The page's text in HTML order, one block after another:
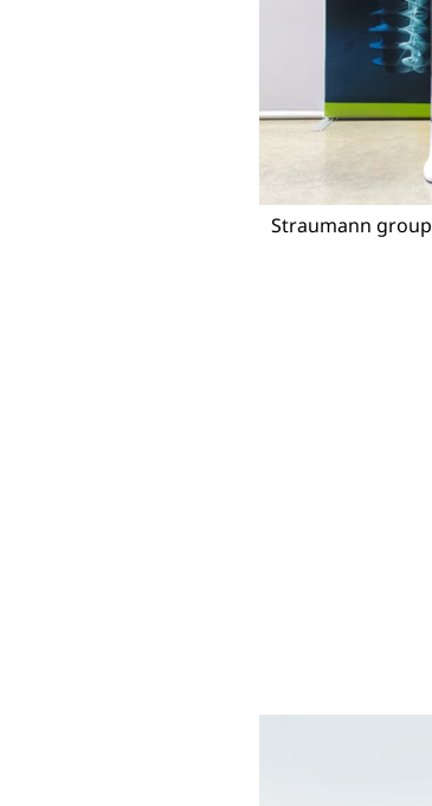
Straumann group